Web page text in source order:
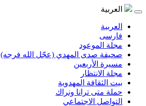
العربية
العربية
فارسی
مجلة الموعود
صحيفة صدى المهدي (عجّل الله فرجه)
مسيرة الأربعين
مجلة الانتظار
بيت الثقافة المهدوية
حملة متى ترانا ونراك
التواصل الاجتماعي